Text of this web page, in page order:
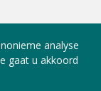
analyse
gaat u akkoord